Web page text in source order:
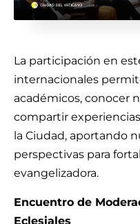
La participación en
internacionales
académicos, conocer
compartir
la Ciudad, aportando
perspectivas para
evangelizadora.
Encuentro de
Eclesiales